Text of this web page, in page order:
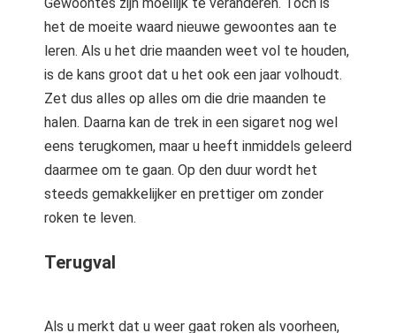
het de moeite waard nieuwe gewoontes aan te
leren. Als u het drie maanden weet vol te houden,
is de kans groot dat u het ook een jaar volhoudt.
Zet dus alles op alles om die drie maanden te
halen. Daarna kan de trek in een sigaret nog wel
eens terugkomen, maar u heeft inmiddels geleerd
daarmee om te gaan. Op den duur wordt het
steeds gemakkelijker en prettiger om zonder
roken te leven.
Terugval
Als u merkt dat u weer gaat roken als voorheen,